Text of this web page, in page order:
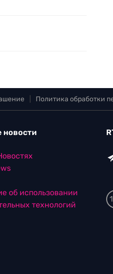
Политика обработки
новости
об использовании
технологий